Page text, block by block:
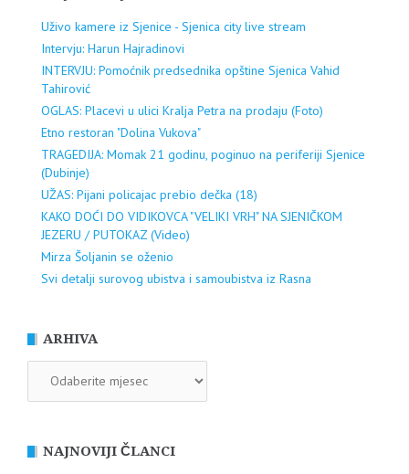
Uživo kamere iz Sjenice - Sjenica city live stream
Intervju: Harun Hajradinovi
INTERVJU: Pomoćnik predsednika opštine Sjenica Vahid
Tahirović
OGLAS: Placevi u ulici Kralja Petra na prodaju (Foto)
Etno restoran "Dolina Vukova"
TRAGEDIJA: Momak 21 godinu, poginuo na periferiji Sjenice
(Dubinje)
UŽAS: Pijani policajac prebio dečka (18)
KAKO DOĆI DO VIDIKOVCA "VELIKI VRH" NA SJENIČKOM
JEZERU / PUTOKAZ (Video)
Mirza Šoljanin se oženio
Svi detalji surovog ubistva i samoubistva iz Rasna
ARHIVA
NAJNOVIJI ČLANCI